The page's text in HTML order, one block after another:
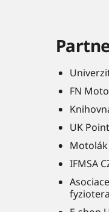
FN
UK Point
Motolák
IFMSA